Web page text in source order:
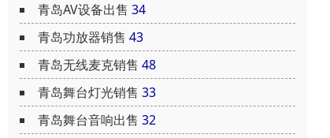
青岛AV设备出售 34
青岛功放器销售 43
青岛无线麦克销售 48
青岛舞台灯光销售 33
青岛舞台音响出售 32